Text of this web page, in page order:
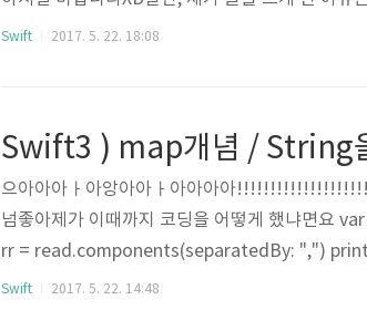
~응 맞았어~₩ 백준의 절대불변의 법칙N찍기를
Swift 2017. 5. 22. 18:08
Swift3 ) map개념 / String
으아아아ㅏ아앙아아ㅏ아아아아
넘좋아제가 이때까지 코딩을 어떻게 했냐면요
rr = read.components(separatedBy: ",")
셔널 바인딩까지는 이해하겠습니다.하지만
Swift 2017. 5. 22. 14:48